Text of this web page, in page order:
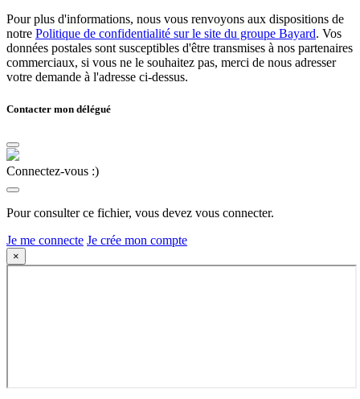
Pour plus d'informations, nous vous renvoyons aux dispositions de
notre Politique de confidentialité sur le site du groupe Bayard. Vos
données postales sont susceptibles d'être transmises à nos partenaires
commerciaux, si vous ne le souhaitez pas, merci de nous adresser
votre demande à l'adresse ci-dessus.
Contacter mon délégué
Connectez-vous :)
Pour consulter ce fichier, vous devez vous connecter.
Je me connecte Je crée mon compte
×